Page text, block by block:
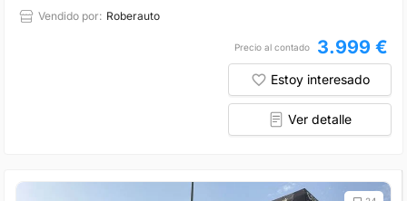
Vendido por: Roberauto
Precio al contado 3.999 €
Estoy interesado
Ver detalle